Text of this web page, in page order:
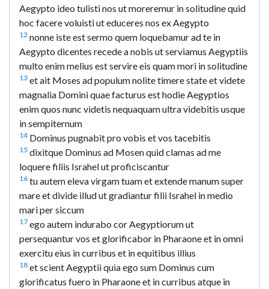
Aegypto ideo tulisti nos ut moreremur in solitudine quid
hoc facere voluisti ut educeres nos ex Aegypto
12 nonne iste est sermo quem loquebamur ad te in
Aegypto dicentes recede a nobis ut serviamus Aegyptiis
multo enim melius est servire eis quam mori in solitudine
13 et ait Moses ad populum nolite timere state et videte
magnalia Domini quae facturus est hodie Aegyptios
enim quos nunc videtis nequaquam ultra videbitis usque
in sempiternum
14 Dominus pugnabit pro vobis et vos tacebitis
15 dixitque Dominus ad Mosen quid clamas ad me
loquere filiis Israhel ut proficiscantur
16 tu autem eleva virgam tuam et extende manum super
mare et divide illud ut gradiantur filii Israhel in medio
mari per siccum
17 ego autem indurabo cor Aegyptiorum ut
persequantur vos et glorificabor in Pharaone et in omni
exercitu eius in curribus et in equitibus illius
18 et scient Aegyptii quia ego sum Dominus cum
glorificatus fuero in Pharaone et in curribus atque in